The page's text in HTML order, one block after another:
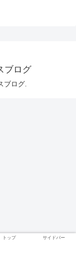
ブログ.
トップ サイドバー